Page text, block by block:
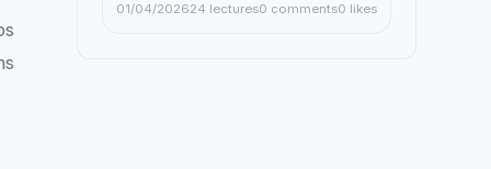
01/04/202624 lectures0 comments0 likes